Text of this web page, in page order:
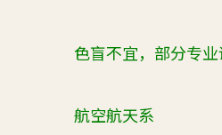
色盲不宜，部分专
航空航天系